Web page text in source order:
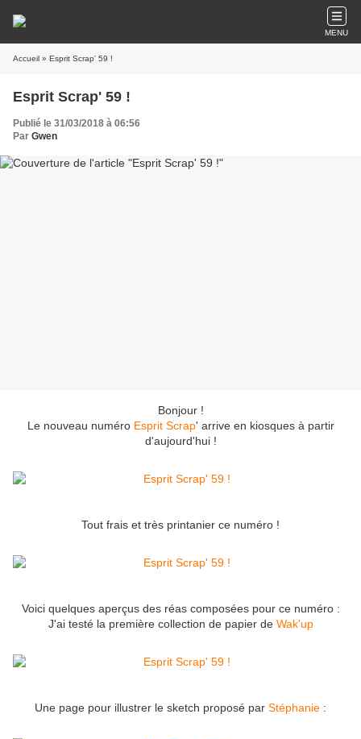
MENU
Accueil » Esprit Scrap' 59 !
Esprit Scrap' 59 !
Publié le 31/03/2018 à 06:56
Par Gwen
Bonjour !
Le nouveau numéro Esprit Scrap' arrive en kiosques à partir
d'aujourd'hui !
Tout frais et très printanier ce numéro !
Voici quelques aperçus des réas composées pour ce numéro :
J'ai testé la première collection de papier de Wak'up
Une page pour illustrer le sketch proposé par Stéphanie :